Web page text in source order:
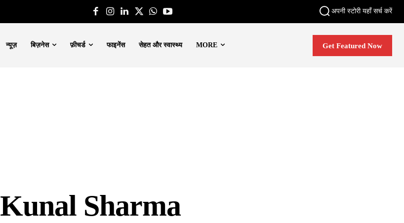
अपनी स्टोरी यहाँ सर्च करें
न्यूज़ बिज़नेस फ़ीचर्ड फाइनेंस सेहत और स्वास्थ्य MORE Get Featured Now
Kunal Sharma